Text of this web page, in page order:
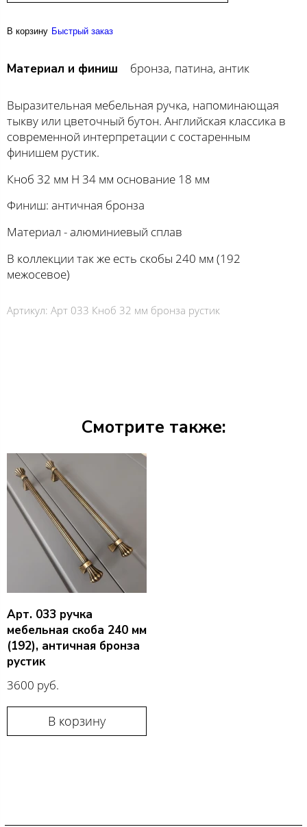
В корзину Быстрый заказ
Материал и финиш бронза, патина, антик
Выразительная мебельная ручка, напоминающая
тыкву или цветочный бутон. Английская классика в
современной интерпретации с состаренным
финишем рустик.
Кноб 32 мм Н 34 мм основание 18 мм
Финиш: античная бронза
Материал - алюминиевый сплав
В коллекции так же есть скобы 240 мм (192
межосевое)
Артикул: Арт 033 Кноб 32 мм бронза рустик
Смотрите также:
Арт. 033 ручка
мебельная скоба 240 мм
(192), античная бронза
рустик
3600 руб.
В корзину